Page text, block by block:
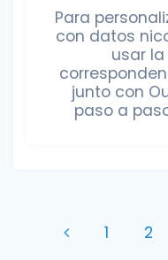
Para
con datos
usar
junto con
paso a
navigation
Page
1 2